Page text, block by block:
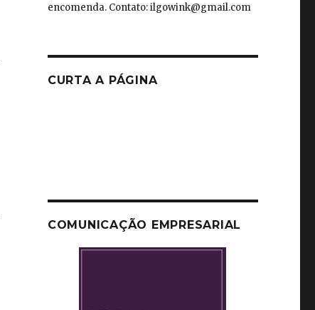
encomenda. Contato: ilgowink@gmail.com
CURTA A PÁGINA
COMUNICAÇÃO EMPRESARIAL